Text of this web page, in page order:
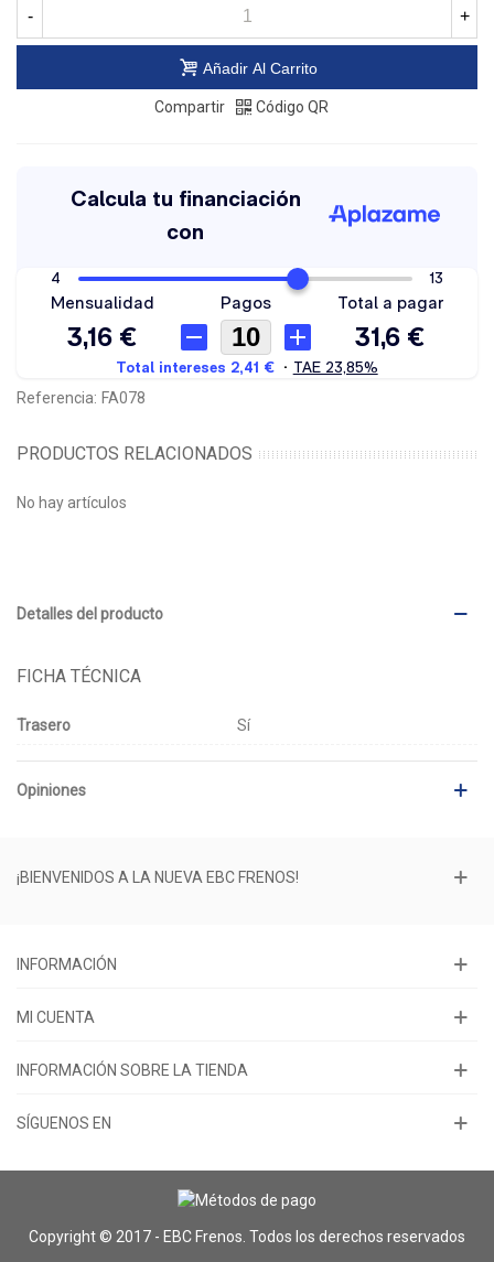
- +
Añadir Al Carrito
Compartir Código QR
Referencia: FA078
PRODUCTOS RELACIONADOS
No hay artículos
Detalles del producto
FICHA TÉCNICA
Trasero Sí
Opiniones
¡BIENVENIDOS A LA NUEVA EBC FRENOS!
INFORMACIÓN
MI CUENTA
INFORMACIÓN SOBRE LA TIENDA
SÍGUENOS EN
Copyright © 2017 - EBC Frenos. Todos los derechos reservados